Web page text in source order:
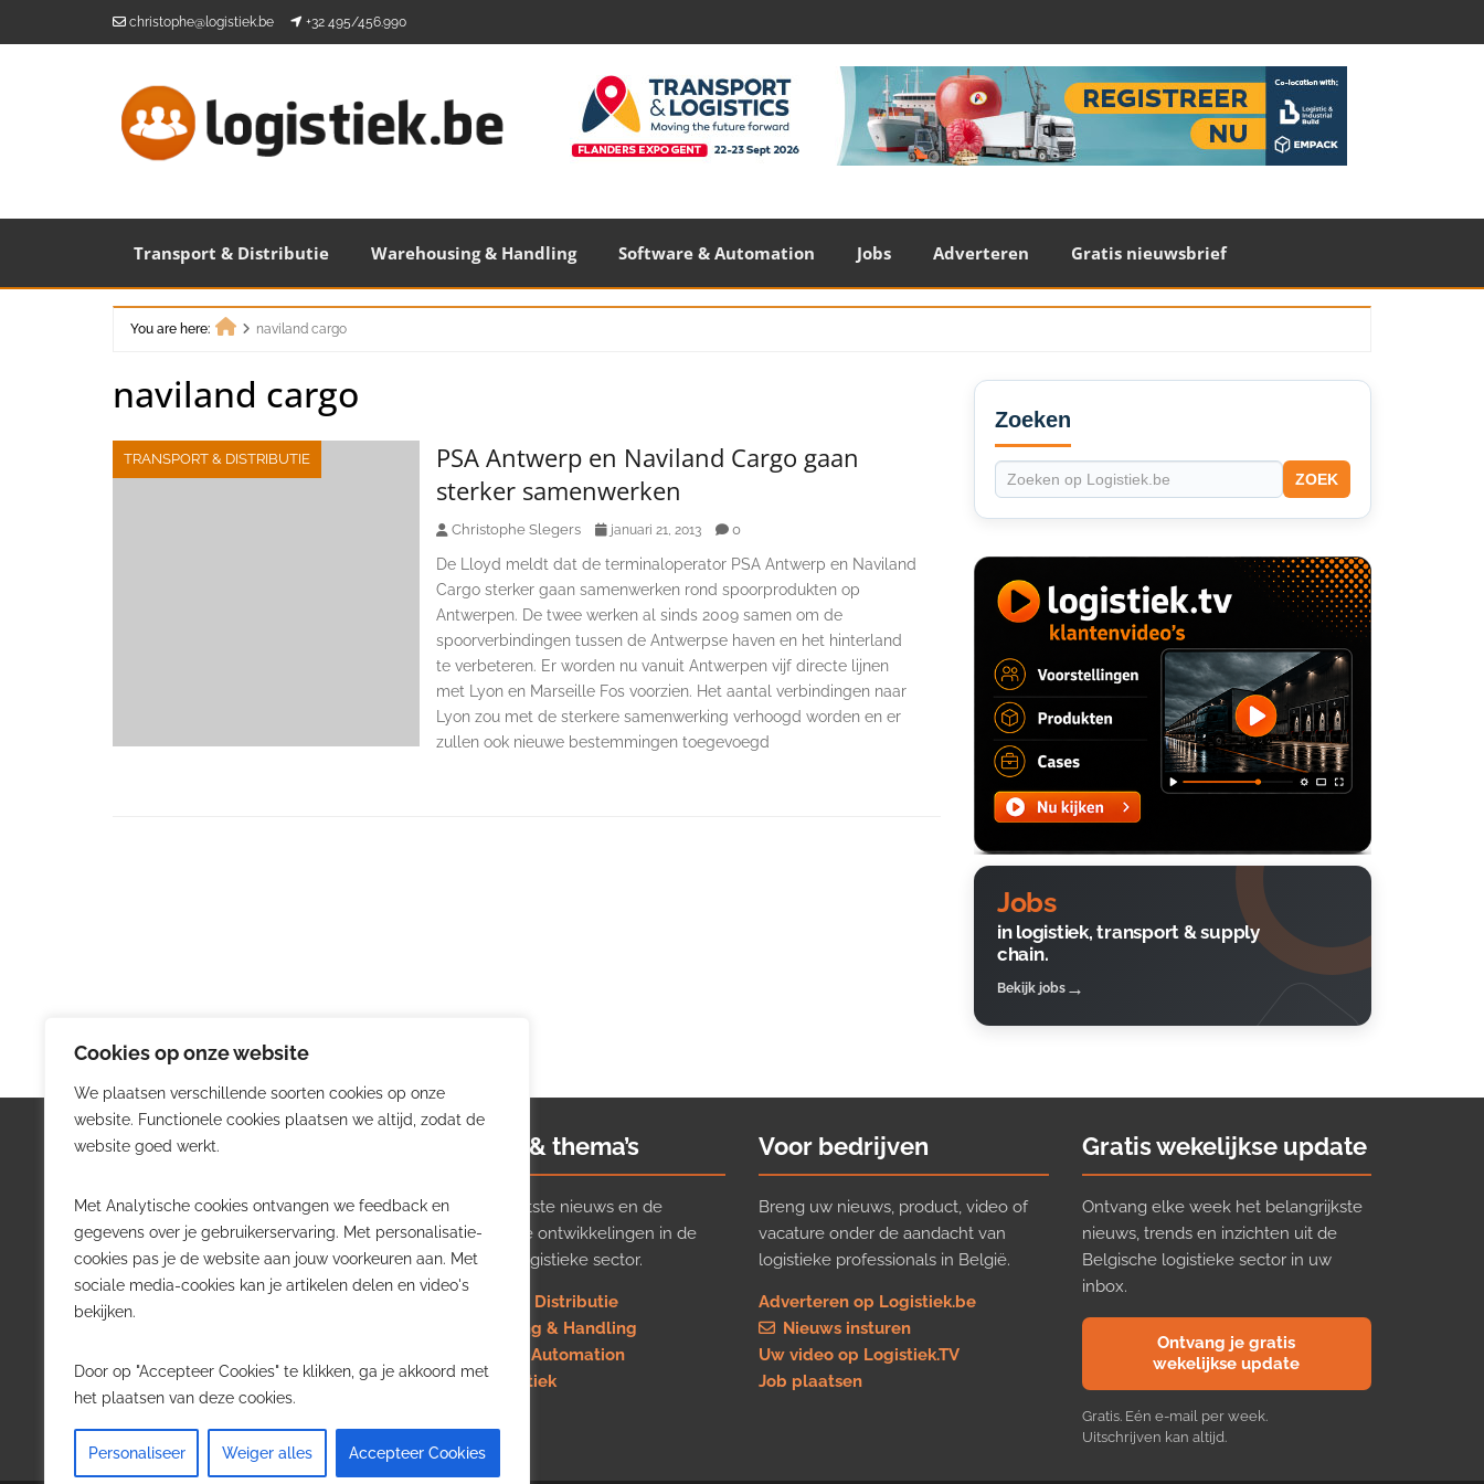
Cookies op onze website
We plaatsen verschillende soorten cookies op onze
website. Functionele cookies plaatsen we altijd, zodat de
website goed werkt.
Met Analytische cookies ontvangen we feedback en
gegevens over je gebruikerservaring. Met personalisatie-
cookies pas je de website aan jouw voorkeuren aan. Met
sociale media-cookies kan je artikelen delen en video's
bekijken.
Door op "Accepteer Cookies" te klikken, ga je akkoord met
het plaatsen van deze cookies.
Personaliseer Weiger alles Accepteer Cookies
christophe@logistiek.be +32 495/456.990
Transport & Distributie Warehousing & Handling Software & Automation Jobs Adverteren Gratis nieuwsbrief
You are here:
naviland cargo
naviland cargo
TRANSPORT & DISTRIBUTIE
PSA Antwerp en Naviland Cargo gaan
sterker samenwerken
Christophe Slegers januari 21, 2013 0
De Lloyd meldt dat de terminaloperator PSA Antwerp en Naviland
Cargo sterker gaan samenwerken rond spoorprodukten op
Antwerpen. De twee werken al sinds 2009 samen om de
spoorverbindingen tussen de Antwerpse haven en het hinterland
te verbeteren. Er worden nu vanuit Antwerpen vijf directe lijnen
met Lyon en Marseille Fos voorzien. Het aantal verbindingen naar
Lyon zou met de sterkere samenwerking verhoogd worden en er
zullen ook nieuwe bestemmingen toegevoegd
Secondary
Sidebar
Zoeken
ZOEK
Jobs
in logistiek, transport & supply
chain.
Bekijk jobs
Logistiek.be
Logistiek.be brengt dagelijks nieuws,
trends en praktijkverhalen over
transport, warehousing, supply chain
en automatisering in België.
willen volgen.
Nieuws & thema’s
Volg het laatste nieuws en de
belangrijkste ontwikkelingen in de
Belgische logistieke sector.
Transport & Distributie
Warehousing & Handling
Software & Automation
Job in logistiek
Voor bedrijven
Breng uw nieuws, product, video of
vacature onder de aandacht van
logistieke professionals in België.
Adverteren op Logistiek.be
Nieuws insturen
Uw video op Logistiek.TV
Job plaatsen
Gratis wekelijkse update
Ontvang elke week het belangrijkste
nieuws, trends en inzichten uit de
Belgische logistieke sector in uw
inbox.
Ontvang je gratis
wekelijkse update
Gratis. Eén e-mail per week.
Uitschrijven kan altijd.